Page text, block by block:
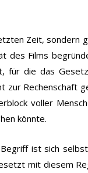
Zeit, sondern
des Films
für die das
Rechenschaft
voller
könnte.
ist sich
mit diesem